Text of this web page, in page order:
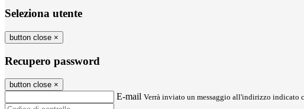
Seleziona utente
button close ×
Recupero password
button close ×
E-mail Verrà inviato un messaggio all'indirizzo indicato